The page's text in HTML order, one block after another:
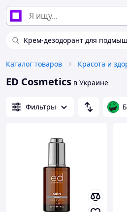
Крем-дезодорант для
Каталог товаров Красота и
ED Cosmetics в Украине
Фильтры